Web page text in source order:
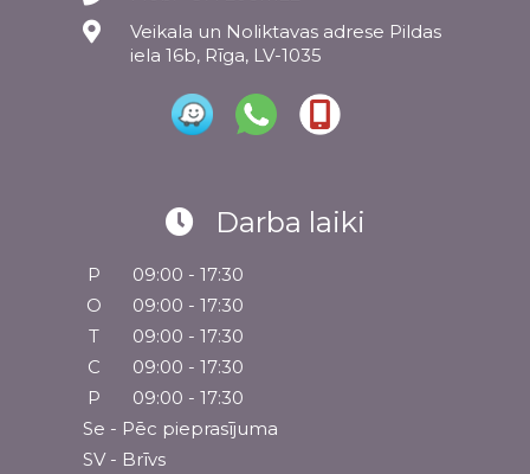
Veikala un Noliktavas adrese Pildas
iela 16b, Rīga, LV-1035
Darba laiki
P
09:00 - 17:30
O
09:00 - 17:30
T
09:00 - 17:30
C
09:00 - 17:30
P
09:00 - 17:30
Se - Pēc pieprasījuma
SV - Brīvs